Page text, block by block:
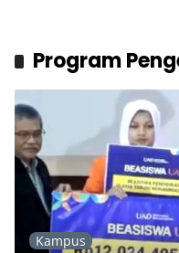
Program
Kampus